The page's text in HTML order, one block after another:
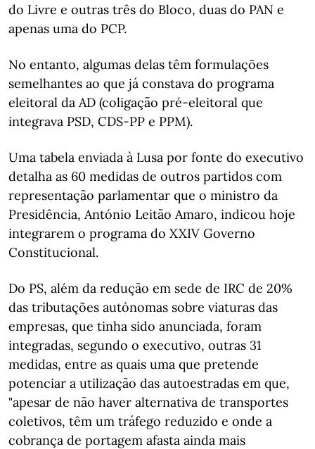
do Livre e outras três do Bloco, duas do PAN e
apenas uma do PCP.
No entanto, algumas delas têm formulações
semelhantes ao que já constava do programa
eleitoral da AD (coligação pré-eleitoral que
integrava PSD, CDS-PP e PPM).
Uma tabela enviada à Lusa por fonte do executivo
detalha as 60 medidas de outros partidos com
representação parlamentar que o ministro da
Presidência, António Leitão Amaro, indicou hoje
integrarem o programa do XXIV Governo
Constitucional.
Do PS, além da redução em sede de IRC de 20%
das tributações autónomas sobre viaturas das
empresas, que tinha sido anunciada, foram
integradas, segundo o executivo, outras 31
medidas, entre as quais uma que pretende
potenciar a utilização das autoestradas em que,
"apesar de não haver alternativa de transportes
coletivos, têm um tráfego reduzido e onde a
cobrança de portagem afasta ainda mais